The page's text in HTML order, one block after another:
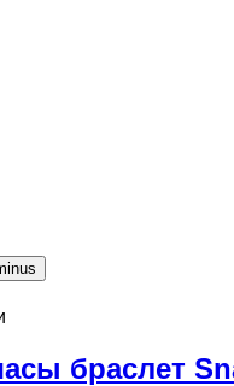
браслет